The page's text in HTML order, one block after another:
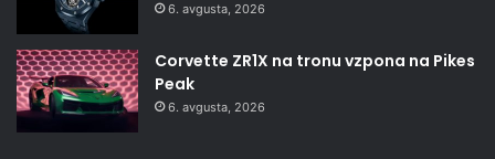
6. avgusta, 2026
Corvette ZR1X na tronu vzpona na Pikes
Peak
6. avgusta, 2026